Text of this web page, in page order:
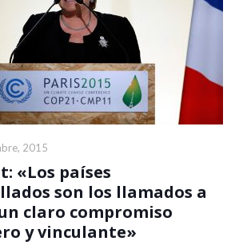
2015
«Los países
son los llamados a
claro compromiso
y vinculante»